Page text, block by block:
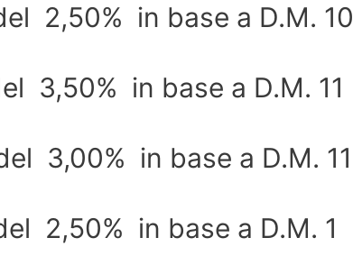
2,50% in base a D.M. 10
3,50% in base a D.M. 11
3,00% in base a D.M. 11
2,50% in base a D.M. 1